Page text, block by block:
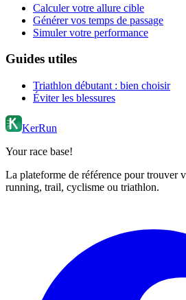
Calculer votre allure cible
Générer vos temps de passage
Simuler votre performance
Guides utiles
Triathlon débutant : bien choisir
Éviter les blessures
KerRun
Your race base!
La plateforme de référence pour trouver
running, trail, cyclisme ou triathlon.